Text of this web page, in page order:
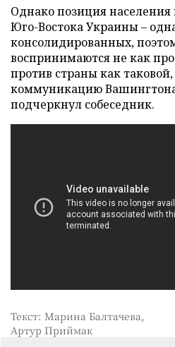
Однако позиция
Юго-Востока Украины –
консолидированных,
воспринимаются не как
против страны как таковой,
коммуникацию
подчеркнул собеседник.
Текст: Марина Балтачева,
Артур Приймак